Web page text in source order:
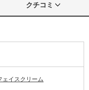
クチコミ
ェイスクリーム